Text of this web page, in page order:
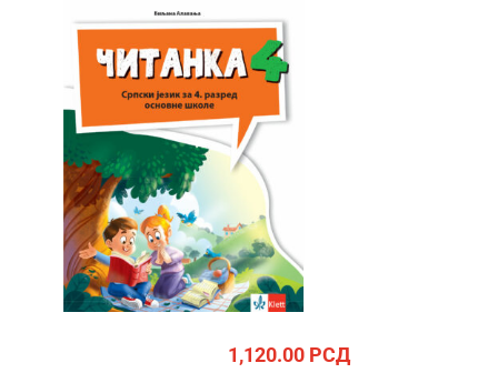
1,120.00 РСД